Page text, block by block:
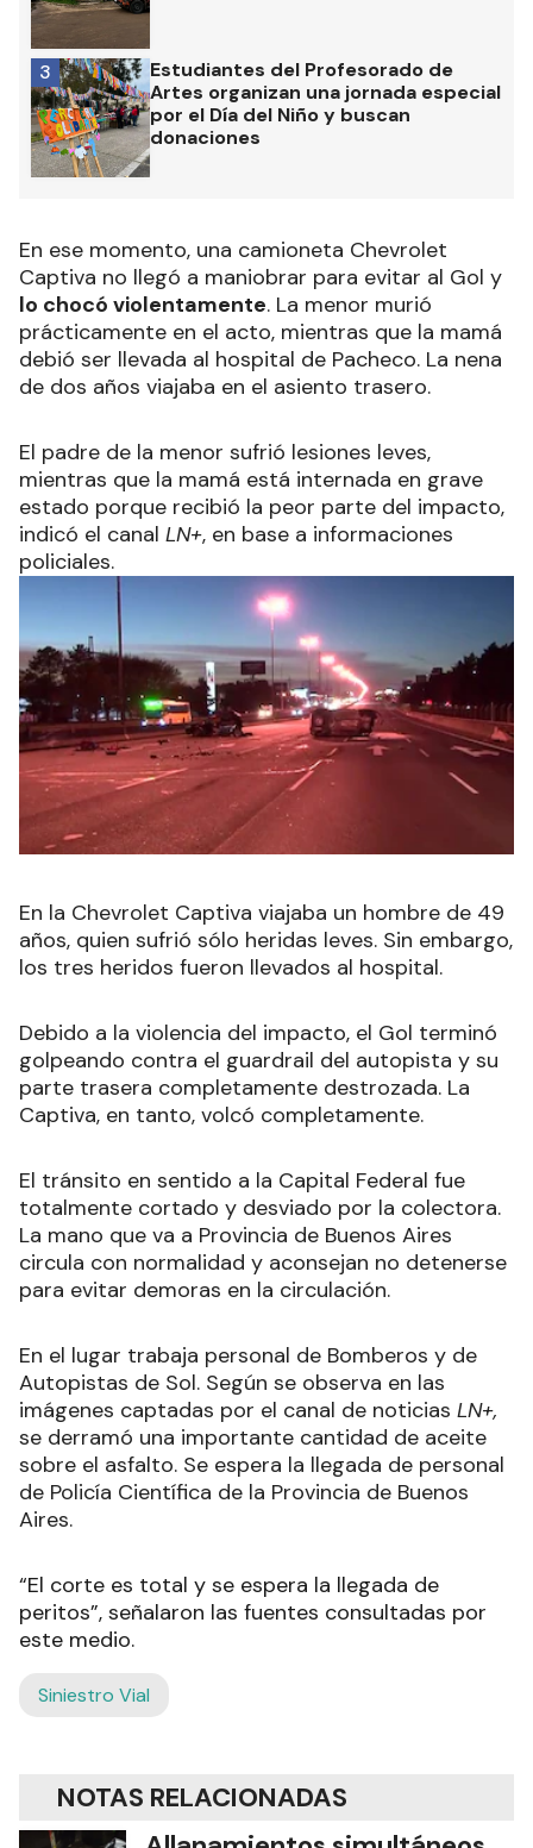
Estudiantes del Profesorado de
Artes organizan una jornada especial
por el Día del Niño y buscan
donaciones
3
En ese momento, una camioneta Chevrolet
Captiva no llegó a maniobrar para evitar al Gol y
lo chocó violentamente. La menor murió
prácticamente en el acto, mientras que la mamá
debió ser llevada al hospital de Pacheco. La nena
de dos años viajaba en el asiento trasero.
El padre de la menor sufrió lesiones leves,
mientras que la mamá está internada en grave
estado porque recibió la peor parte del impacto,
indicó el canal LN+, en base a informaciones
policiales.
En la Chevrolet Captiva viajaba un hombre de 49
años, quien sufrió sólo heridas leves. Sin embargo,
los tres heridos fueron llevados al hospital.
Debido a la violencia del impacto, el Gol terminó
golpeando contra el guardrail del autopista y su
parte trasera completamente destrozada. La
Captiva, en tanto, volcó completamente.
El tránsito en sentido a la Capital Federal fue
totalmente cortado y desviado por la colectora.
La mano que va a Provincia de Buenos Aires
circula con normalidad y aconsejan no detenerse
para evitar demoras en la circulación.
En el lugar trabaja personal de Bomberos y de
Autopistas de Sol. Según se observa en las
imágenes captadas por el canal de noticias LN+,
se derramó una importante cantidad de aceite
sobre el asfalto. Se espera la llegada de personal
de Policía Científica de la Provincia de Buenos
Aires.
“El corte es total y se espera la llegada de
peritos”, señalaron las fuentes consultadas por
este medio.
Siniestro Vial
NOTAS RELACIONADAS